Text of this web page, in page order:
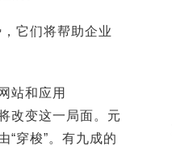
它们将帮助企业
站和应用
改变这一局面。元
“穿梭”。有九成的